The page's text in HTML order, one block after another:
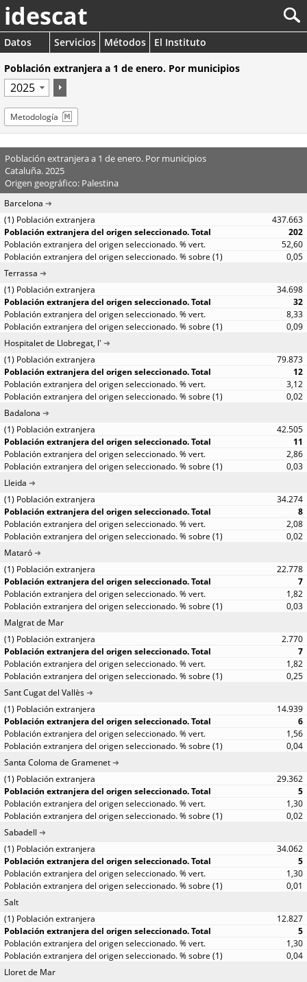
idescat
Datos Servicios Métodos
El Instituto
Población extranjera a 1 de enero. Por municipios
Metodología
Población extranjera a 1 de enero. Por municipios
Cataluña. 2025
Origen geográfico: Palestina
Barcelona
437.663
202
52,60
0,05
Terrassa
34.698
32
8,33
0,09
Hospitalet de Llobregat, l'
79.873
12
3,12
0,02
Badalona
42.505
11
2,86
0,03
Lleida
34.274
8
2,08
0,02
Mataró
22.778
7
1,82
0,03
Malgrat de Mar
2.770
7
1,82
0,25
Sant Cugat del Vallès
14.939
6
1,56
0,04
Santa Coloma de Gramenet
29.362
5
1,30
0,02
Sabadell
34.062
5
1,30
0,01
Salt
12.827
5
1,30
0,04
Lloret de Mar